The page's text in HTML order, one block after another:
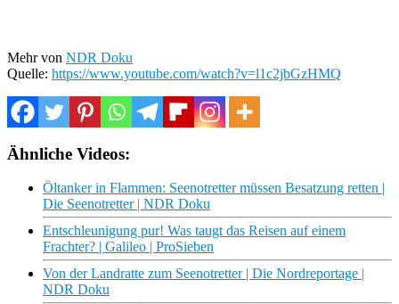
Mehr von NDR Doku
Quelle: https://www.youtube.com/watch?v=l1c2jbGzHMQ
Ähnliche Videos:
Öltanker in Flammen: Seenotretter müssen Besatzung retten |
Die Seenotretter | NDR Doku
Entschleunigung pur! Was taugt das Reisen auf einem
Frachter? | Galileo | ProSieben
Von der Landratte zum Seenotretter | Die Nordreportage |
NDR Doku